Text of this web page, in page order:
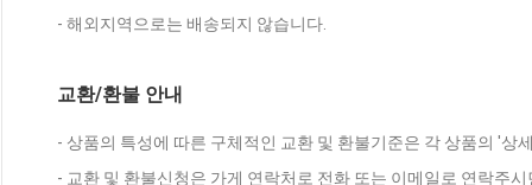
- 해외지역으로는 배송되지 않습니다.
교환/환불 안내
- 상품의 특성에 따른 구체적인 교환 및 환불기준은 각 상품의 '상
- 교환 및 환불신청은 가게 연락처로 전화 또는 이메일로 연락주